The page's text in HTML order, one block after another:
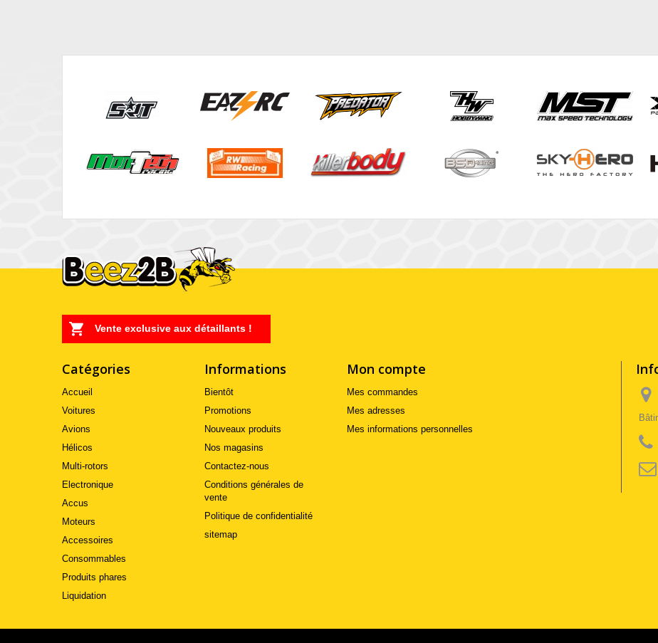
Vente exclusive aux détaillants !
Catégories
Accueil
Voitures
Avions
Hélicos
Multi-rotors
Electronique
Accus
Moteurs
Accessoires
Consommables
Produits phares
Liquidation
Informations
Bientôt
Promotions
Nouveaux produits
Nos magasins
Contactez-nous
Conditions générales de
vente
Politique de confidentialité
sitemap
Mon compte
Mes commandes
Mes adresses
Mes informations personnelles